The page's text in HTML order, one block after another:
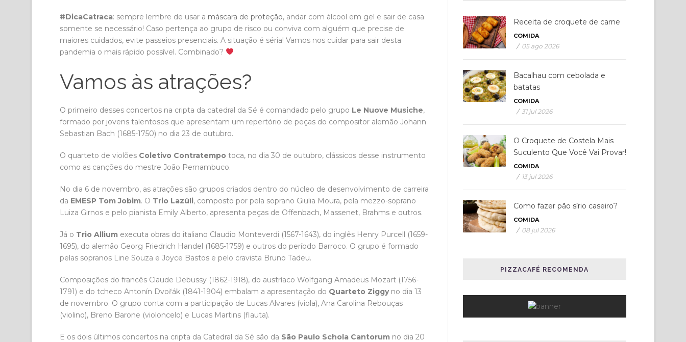
#DicaCatraca: sempre lembre de usar a máscara de proteção, andar com álcool em gel e sair de casa
somente se necessário! Caso pertença ao grupo de risco ou conviva com alguém que precise de
maiores cuidados, evite passeios presenciais. A situação é séria! Vamos nos cuidar para sair desta
pandemia o mais rápido possível. Combinado?
Vamos às atrações?
O primeiro desses concertos na cripta da catedral da Sé é comandado pelo grupo Le Nuove Musiche,
formado por jovens talentosos que apresentam um repertório de peças do compositor alemão Johann
Sebastian Bach (1685-1750) no dia 23 de outubro.
O quarteto de violões Coletivo Contratempo toca, no dia 30 de outubro, clássicos desse instrumento
como as canções do mestre João Pernambuco.
No dia 6 de novembro, as atrações são grupos criados dentro do núcleo de desenvolvimento de carreira
da EMESP Tom Jobim. O Trio Lazúli, composto por pela soprano Giulia Moura, pela mezzo-soprano
Luiza Girnos e pelo pianista Emily Alberto, apresenta peças de Offenbach, Massenet, Brahms e outros.
Já o Trio Allium executa obras do italiano Claudio Monteverdi (1567-1643), do inglês Henry Purcell (1659-
1695), do alemão Georg Friedrich Handel (1685-1759) e outros do período Barroco. O grupo é formado
pelas sopranos Line Souza e Joyce Bastos e pelo cravista Bruno Tadeu.
Composições do francês Claude Debussy (1862-1918), do austríaco Wolfgang Amadeus Mozart (1756-
1791) e do tcheco Antonín Dvořák (1841-1904) embalam a apresentação do Quarteto Ziggyno dia 13
de novembro. O grupo conta com a participação de Lucas Alvares (viola), Ana Carolina Rebouças
(violino), Breno Barone (violoncelo) e Lucas Martins (flauta).
E os dois últimos concertos na cripta da Catedral da Sé são da São Paulo Schola Cantorum no dia 20
Receita de croquete de carne
COMIDA
/ 05 ago 2026
Bacalhau com cebolada e
batatas
COMIDA
/ 31 jul 2026
O Croquete de Costela Mais
Suculento Que Você Vai Provar!
COMIDA
/ 13 jul 2026
Como fazer pão sírio caseiro?
COMIDA
/ 08 jul 2026
PIZZACAFÉ RECOMENDA